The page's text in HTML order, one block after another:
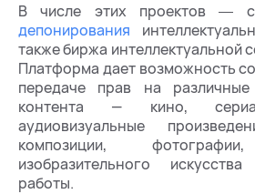
В числе этих проектов ―
депонирования
также биржа интеллектуальной
Платформа дает возможность
передаче прав на
контента — кино,
аудиовизуальные
композиции,
изобразительного
работы.